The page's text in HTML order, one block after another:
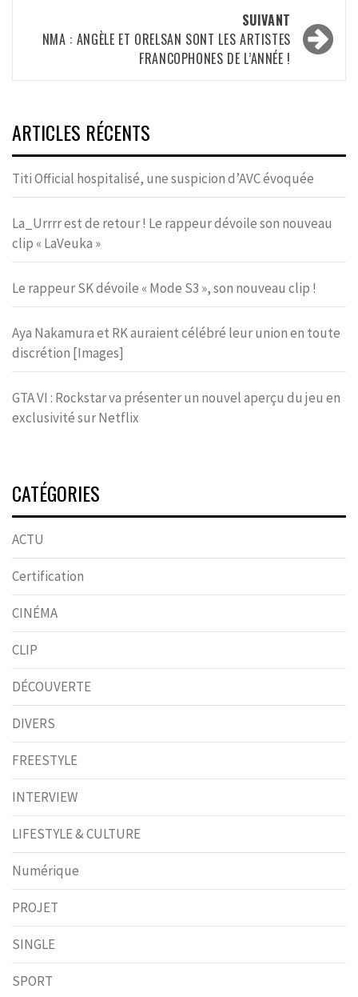
SUIVANT
NMA : ANGÈLE ET ORELSAN SONT LES ARTISTES
FRANCOPHONES DE L’ANNÉE !
ARTICLES RÉCENTS
Titi Official hospitalisé, une suspicion d’AVC évoquée
La_Urrrr est de retour ! Le rappeur dévoile son nouveau
clip « LaVeuka »
Le rappeur SK dévoile « Mode S3 », son nouveau clip !
Aya Nakamura et RK auraient célébré leur union en toute
discrétion [Images]
GTA VI : Rockstar va présenter un nouvel aperçu du jeu en
exclusivité sur Netflix
CATÉGORIES
ACTU
Certification
CINÉMA
CLIP
DÉCOUVERTE
DIVERS
FREESTYLE
INTERVIEW
LIFESTYLE & CULTURE
Numérique
PROJET
SINGLE
SPORT